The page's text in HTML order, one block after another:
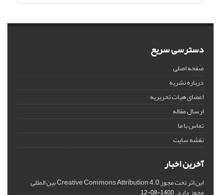
دسترسی سریع
صفحه اصلی
درباره نشریه
اعضای هیات تحریریه
ارسال مقاله
تماس با ما
نقشه سایت
آخرین اخبار
این اثر تحت مجوز Creative Commons Attribution 4.0 بین المللی
مجوز دارد.